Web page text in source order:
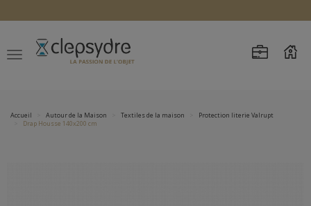
Accueil Autour de la Maison Textiles de la maison
Protection literie Valrupt
Drap Housse 140x200 cm